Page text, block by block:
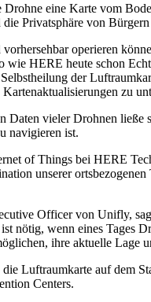
Drohne eine Karte vom
Privatsphäre von
operieren
wie HERE heute schon
der
zu
Daten vieler Drohnen ließe
navigieren ist.
of Things bei HERE
unserer
Officer von Unifly,
nötig, wenn eines Tages
ihre aktuelle Lage
Luftraumkarte auf dem
Centers.